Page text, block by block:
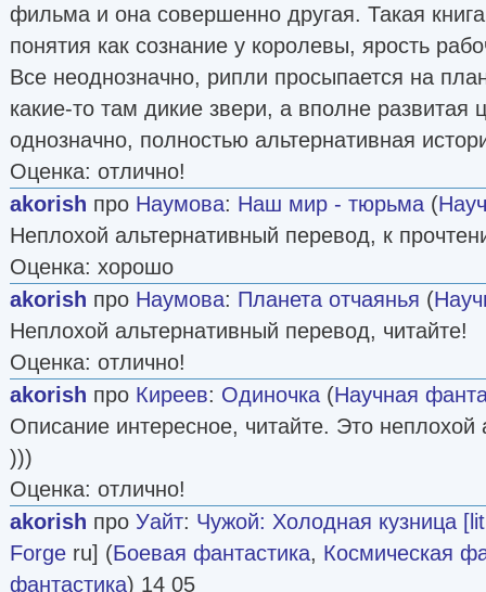
фильма и она совершенно другая. Такая
понятия как сознание у королевы, ярость
Все неоднозначно, рипли просыпается на
какие-то там дикие звери, а вполне развитая
однозначно, полностью альтернативная
Оценка: отлично!
akorish про Наумова: Наш мир - тюрьма (
Неплохой альтернативный перевод, к
Оценка: хорошо
akorish про Наумова: Планета отчаянья (
Неплохой альтернативный перевод, читайте!
Оценка: отлично!
akorish про Киреев: Одиночка (Научная
Описание интересное, читайте. Это неплохой
)))
Оценка: отлично!
akorish про Уайт: Чужой: Холодная кузница
Forge ru] (Боевая фантастика, Космическая
фантастика) 14 05